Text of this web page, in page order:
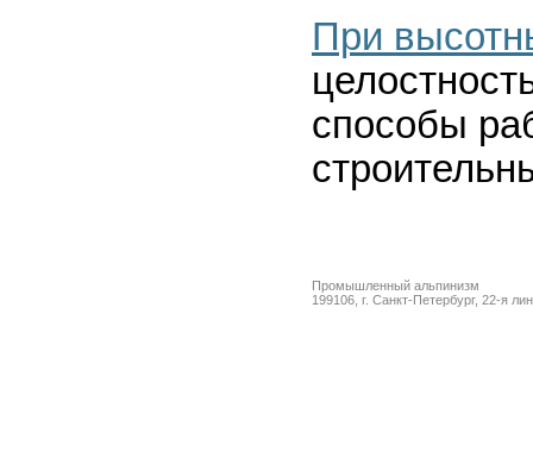
При
способы
Промышленный альпинизм
199106, г. Санкт-Петербург, 22-я